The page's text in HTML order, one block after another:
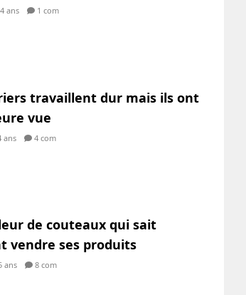
4 ans 1 com
travaillent dur mais ils ont
vue
ans 4 com
de couteaux qui sait
vendre ses produits
ans 8 com